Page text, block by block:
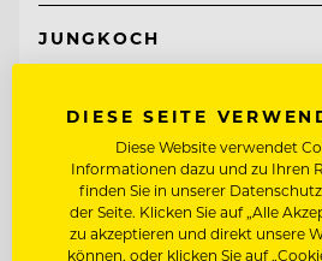
JUNGKOCH
Entdecke alle Jobs
DIESE SEITE
Diese Website verwendet
Informationen dazu und zu Ihren
finden Sie in unserer
der Seite. Klicken Sie auf „Alle
zu akzeptieren und direkt unsere
können, oder klicken Sie auf